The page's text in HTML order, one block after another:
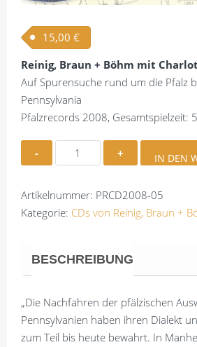
15,00 €
Reinig, Braun + Böhm mit
Auf Spurensuche rund um die Pfalz
Pennsylvania
Pfalzrecords 2008, Gesamtspielzeit:
Reinig,
Braun
Böhm
|
un
IN DEN
Artikelnummer: PRCD2008-05
Kategorie: CDs von Reinig, Braun +
BESCHREIBUNG
„Die Nachfahren der pfälzischen
Pennsylvanien haben ihren Dialekt
zum Teil bis heute bewahrt. In